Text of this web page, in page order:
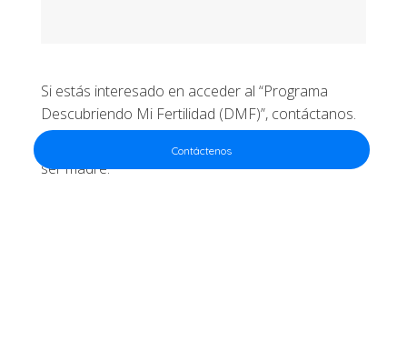
Si estás interesado en acceder al “Programa
Descubriendo Mi Fertilidad (DMF)”, contáctanos.
EmbryoFertility, te acompañamos en el sueño de
ser madre.
Contáctenos